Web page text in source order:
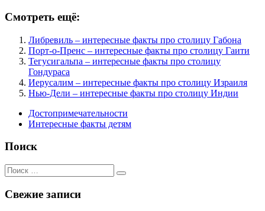
Смотреть ещё:
Либревиль – интересные факты про столицу Габона
Порт-о-Пренс – интересные факты про столицу Гаити
Тегусигальпа – интересные факты про столицу
Гондураса
Иерусалим – интересные факты про столицу Израиля
Нью-Дели – интересные факты про столицу Индии
Достопримечательности
Интересные факты детям
Поиск
Поиск
для:
Свежие записи